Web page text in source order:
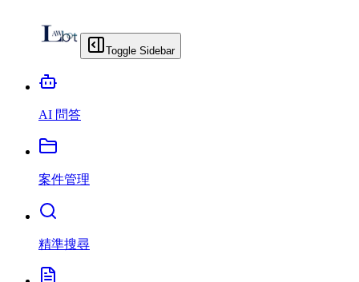
Toggle Sidebar
AI 問答
案件管理
精準搜尋